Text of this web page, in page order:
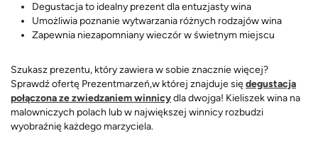
Degustacja to idealny prezent dla entuzjasty wina
Umożliwia poznanie wytwarzania różnych rodzajów wina
Zapewnia niezapomniany wieczór w świetnym miejscu
Szukasz prezentu, który zawiera w sobie znacznie więcej?
Sprawdź ofertę Prezentmarzeń,w której znajduje siędegustacja
połączona ze zwiedzaniem winnicydla dwojga! Kieliszek wina na
malowniczych polach lub w największej winnicy rozbudzi
wyobraźnię każdego marzyciela.